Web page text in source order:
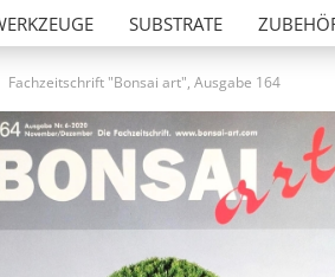
SUBSTRATE
Fachzeitschrift "Bonsai art", Ausgabe 164